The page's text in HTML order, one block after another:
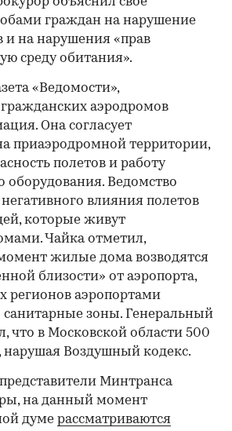
граждан на нарушение
и на нарушения «прав
среду обитания».
«Ведомости»,
аэродромов
Она согласует
приаэродромной территории,
полетов и работу
оборудования. Ведомство
влияния полетов
которые живут
Чайка отметил,
жилые дома возводятся
близости» от аэропорта,
регионов аэропортами
санитарные зоны. Генеральный
что в Московской области 500
нарушая Воздушный кодекс.
Минтранса
на данный момент
думе рассматриваются